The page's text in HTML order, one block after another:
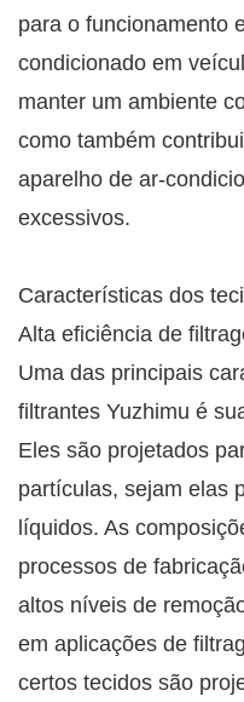
para o funcionamento
condicionado em
manter um ambiente
como também
aparelho de ar-
excessivos.
Características dos
Alta eficiência de
Uma das principais
filtrantes Yuzhimu é
Eles são projetados
partículas, sejam elas
líquidos. As
processos de
altos níveis de
em aplicações de
certos tecidos são